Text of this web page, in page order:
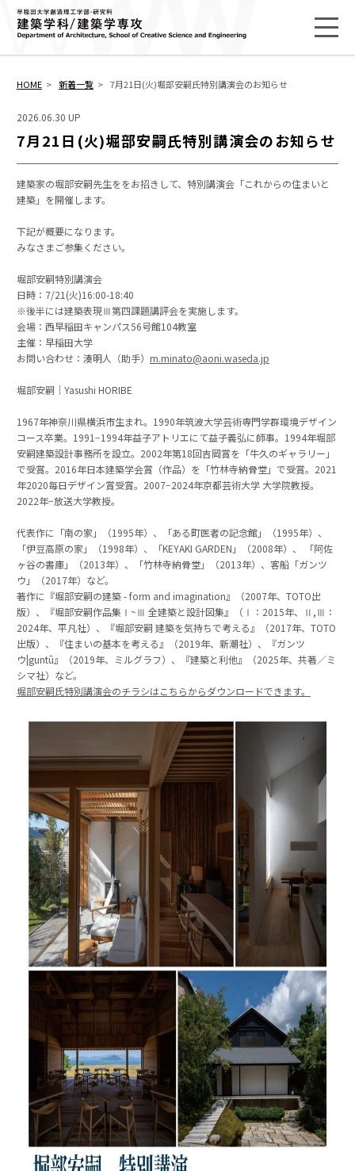
HOME 新着一覧 7月21日(火)堀部安嗣氏特別講演会のお知らせ
2026.06.30 UP
7月21日(火)堀部安嗣氏特別講演会のお知らせ
建築家の堀部安嗣先生ををお招きして、特別講演会「これからの住まいと
建築」を開催します。
下記が概要になります。
みなさまご参集ください。
堀部安嗣特別講演会
日時：7/21(火)16:00-18:40
※後半には建築表現Ⅲ第四課題講評会を実施します。
会場：西早稲田キャンパス56号館104教室
主催：早稲田大学
お問い合わせ：湊明人（助手） m.minato@aoni.waseda.jp
堀部安嗣｜Yasushi HORIBE
1967年神奈川県横浜市生まれ。1990年筑波大学芸術専門学群環境デザイン
コース卒業。1991−1994年益子アトリエにて益子義弘に師事。1994年堀部
安嗣建築設計事務所を設立。2002年第18回吉岡賞を「牛久のギャラリー」
で受賞。2016年日本建築学会賞（作品）を「竹林寺納骨堂」で受賞。2021
年2020毎日デザイン賞受賞。2007−2024年京都芸術大学 大学院教授。
2022年−放送大学教授。
代表作に「南の家」（1995年）、「ある町医者の記念館」（1995年）、
「伊豆高原の家」（1998年）、「KEYAKI GARDEN」（2008年）、 「阿佐
ヶ谷の書庫」（2013年）、「竹林寺納骨堂」（2013年）、客船「ガンツ
ウ」（2017年）など。
著作に『堀部安嗣の建築 - form and imagination』（2007年、TOTO出
版）、『堀部安嗣作品集Ⅰ~Ⅲ 全建築と設計図集』（Ⅰ：2015年、Ⅱ,Ⅲ：
2024年、平凡社）、『堀部安嗣 建築を気持ちで考える』（2017年、TOTO
出版）、『住まいの基本を考える』（2019年、新潮社）、『ガンツ
ウ|guntû』（2019年、ミルグラフ）、『建築と利他』（2025年、共著／ミ
シマ社）など。
堀部安嗣氏特別講演会のチラシはこちらからダウンロードできます。